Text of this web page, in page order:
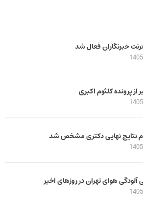
خبرنگاران فعال شد
از پرونده کلثوم اکبری
نتایج نهایی دکتری مشخص شد
هوای تهران در روزهای اخیر